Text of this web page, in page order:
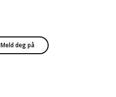
Meld deg på